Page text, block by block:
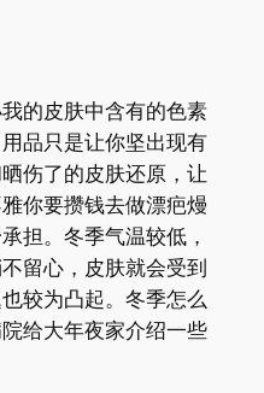
的皮肤中含有的色素
品只是让你坚出现有
伤了的皮肤还原，让
你要攒钱去做漂疤熳
担。冬季气温较低，
留心，皮肤就会受到
较为凸起。冬季怎么
给大年夜家介绍一些